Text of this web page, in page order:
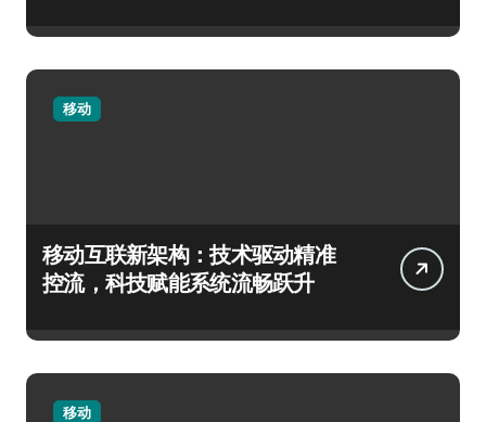
移动
移动互联新架构：技术驱动精准
控流，科技赋能系统流畅跃升
移动